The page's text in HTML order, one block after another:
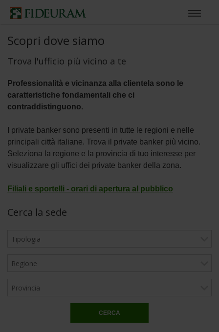
Scopri dove siamo
Trova l'ufficio più vicino a te
Professionalità e vicinanza alla clientela sono le
caratteristiche fondamentali che ci
contraddistinguono.
I private banker sono presenti in tutte le regioni e nelle
principali città italiane. Trova il private banker più vicino.
Seleziona la regione e la provincia di tuo interesse per
visualizzare gli uffici dei private banker della zona.
Filiali e sportelli - orari di apertura al pubblico
Cerca la sede
CERCA